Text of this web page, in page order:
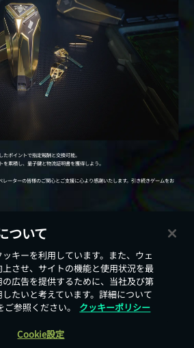
戻る
ついて
キーを利用しています。また、ウェ
させ、サイトの機能と使用状況を最
広告を提供するために、当社及び第
たいと考えています。詳細について
参照ください。
クッキーポリシー
Cookie設定